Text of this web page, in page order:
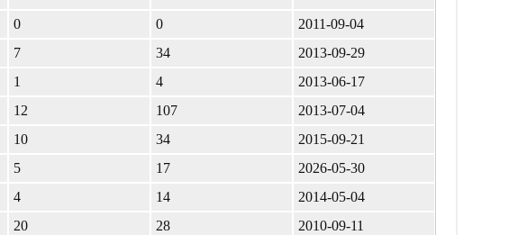
0 0
2011-09-04
7 34
2013-09-29
1 4
2013-06-17
12 107
2013-07-04
10 34
2015-09-21
5 17
2026-05-30
4 14
2014-05-04
20 28 2010-09-11